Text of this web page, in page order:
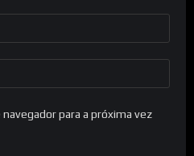
para a próxima vez